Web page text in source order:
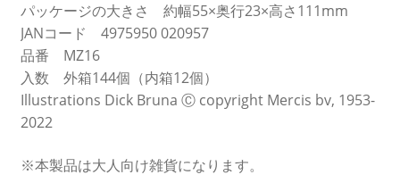
パッケージの大きさ 約幅55×奥行23×高さ111mm
JANコード 4975950 020957
品番 MZ16
入数 外箱144個（内箱12個）
Illustrations Dick Bruna Ⓒ copyright Mercis bv, 1953-
2022
※本製品は大人向け雑貨になります。